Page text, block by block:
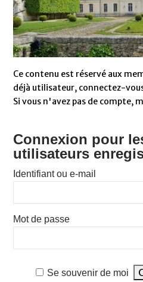
Ce contenu est réservé aux
déjà utilisateur, connectez-
Si vous n'avez pas de compte,
Connexion pour
utilisateurs
Identifiant ou e-mail
Mot de passe
Se souvenir de moi